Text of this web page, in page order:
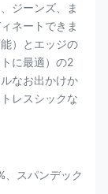
ジーンズ、ま
ネートできま
）とエッジの
に最適）の2
なお出かけか
レスシックな
、スパンデック